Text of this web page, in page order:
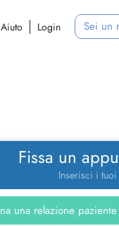
Aiuto Login Sei un
Fissa un
Inserisci i